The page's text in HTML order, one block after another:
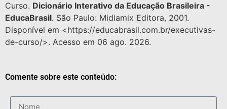
Curso. Dicionário Interativo da Educação Brasileira -
EducaBrasil. São Paulo: Midiamix Editora, 2001.
Disponível em <https://educabrasil.com.br/executivas-
de-curso/>. Acesso em 06 ago. 2026.
Comente sobre este conteúdo: